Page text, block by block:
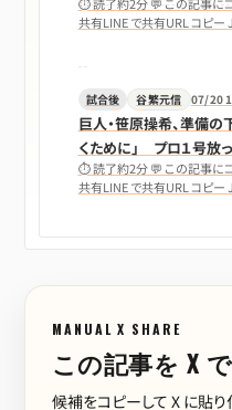
共有LINE で共有URL コピ
試合後 谷繁元信 07/20
巨人・笹原操希、準備の
くために」 プロ１号放
⏱ 読了約2分 💬 この記事に
共有LINE で共有URL コピ
MANUAL X SHARE
この記事を X
候補をコピーして X に貼